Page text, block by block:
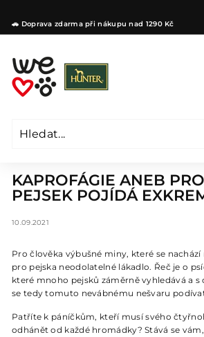
obsah
🚗 Doprava zdarma při nákupu nad 1290 Kč
W
e
l
e
g
s
Z
KAPROFÁGIE ANEB
PEJSEK POJÍDÁ
10.09.2021
Pro člověka výbušné miny, které se
pro pejska neodolatelné lákadlo. Řeč je o
které mnoho pejsků záměrně vyhledává a
se tedy tomuto nevábnému nešvaru
Patříte k páníčkům, kteří musí svého
odhánět od každé hromádky? Stává se